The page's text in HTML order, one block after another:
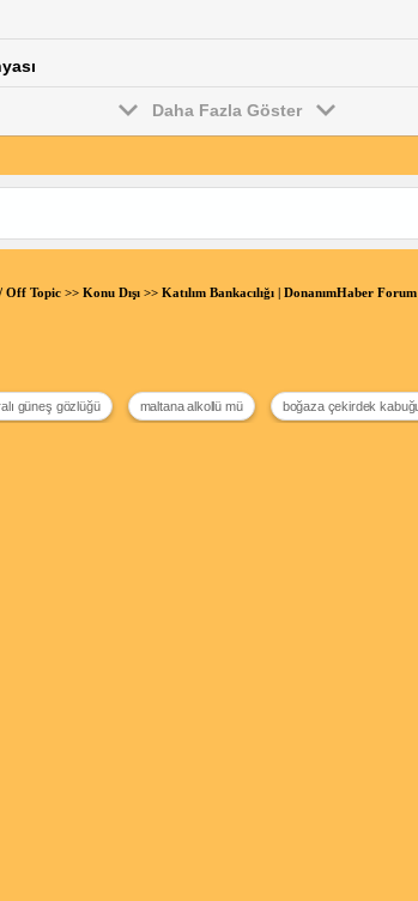
Daha Fazla Göster
Off Topic>> Konu Dışı>> Katılım Bankacılığı | DonanımHaber Forum
güneş gözlüğü maltana alkollü mü